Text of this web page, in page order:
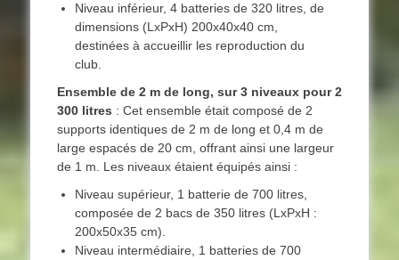
Niveau inférieur, 4 batteries de 320 litres, de
dimensions (LxPxH) 200x40x40 cm,
destinées à accueillir les reproduction du
club.
Ensemble de 2 m de long, sur 3 niveaux pour 2
300 litres : Cet ensemble était composé de 2
supports identiques de 2 m de long et 0,4 m de
large espacés de 20 cm, offrant ainsi une largeur
de 1 m. Les niveaux étaient équipés ainsi :
Niveau supérieur, 1 batterie de 700 litres,
composée de 2 bacs de 350 litres (LxPxH :
200x50x35 cm).
Niveau intermédiaire, 1 batteries de 700